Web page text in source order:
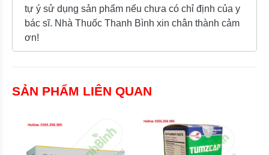
tự ý sử dụng sản phẩm nếu chưa có chỉ định của y
bác sĩ. Nhà Thuốc Thanh Bình xin chân thành cảm
ơn!
SẢN PHẨM LIÊN QUAN